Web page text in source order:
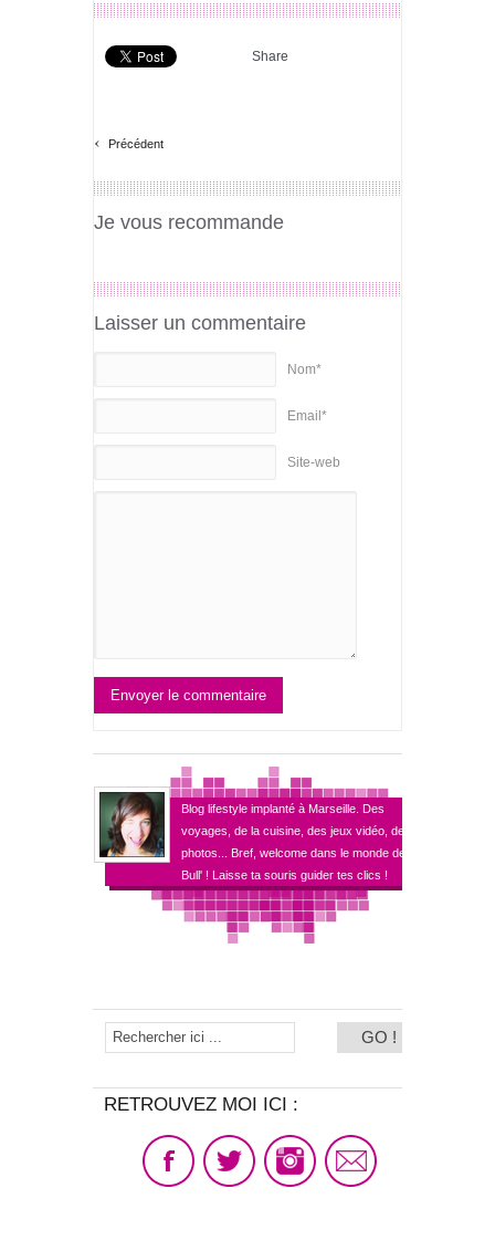
Share
‹ Précédent
Je vous recommande
Laisser un commentaire
Nom*
Email*
Site-web
Envoyer le commentaire
Blog lifestyle implanté à Marseille. Des
voyages, de la cuisine, des jeux vidéo, des
photos... Bref, welcome dans le monde de
Bull' ! Laisse ta souris guider tes clics !
RETROUVEZ MOI ICI :